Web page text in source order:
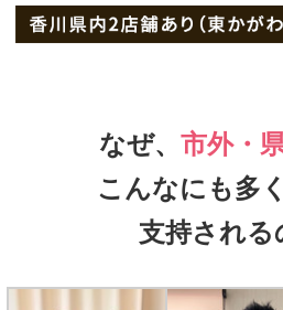
なぜ、 市外・
こんなにも多
支持される